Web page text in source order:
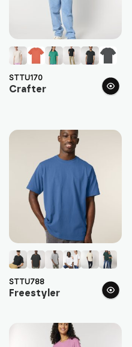
STTU170
Crafter
STTU788
Freestyler